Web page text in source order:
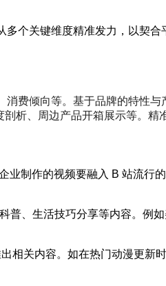
个关键维度精准发力，以契
费倾向等。基于品牌的特性
析、周边产品开箱展示等。精
业制作的视频要融入 B 站流
普、生活技巧分享等内容。例
相关内容。如在热门动漫更新